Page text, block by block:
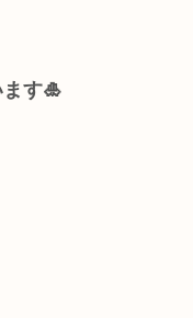
す🎍